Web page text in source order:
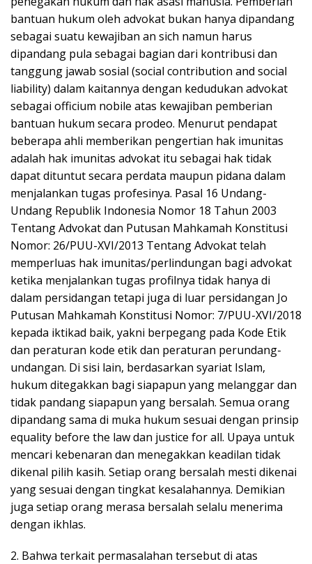
bantuan hukum oleh advokat bukan hanya dipandang
sebagai suatu kewajiban an sich namun harus
dipandang pula sebagai bagian dari kontribusi dan
tanggung jawab sosial (social contribution and social
liability) dalam kaitannya dengan kedudukan advokat
sebagai officium nobile atas kewajiban pemberian
bantuan hukum secara prodeo. Menurut pendapat
beberapa ahli memberikan pengertian hak imunitas
adalah hak imunitas advokat itu sebagai hak tidak
dapat dituntut secara perdata maupun pidana dalam
menjalankan tugas profesinya. Pasal 16 Undang-
Undang Republik Indonesia Nomor 18 Tahun 2003
Tentang Advokat dan Putusan Mahkamah Konstitusi
Nomor: 26/PUU-XVI/2013 Tentang Advokat telah
memperluas hak imunitas/perlindungan bagi advokat
ketika menjalankan tugas profilnya tidak hanya di
dalam persidangan tetapi juga di luar persidangan Jo
Putusan Mahkamah Konstitusi Nomor: 7/PUU-XVI/2018
kepada iktikad baik, yakni berpegang pada Kode Etik
dan peraturan kode etik dan peraturan perundang-
undangan. Di sisi lain, berdasarkan syariat Islam,
hukum ditegakkan bagi siapapun yang melanggar dan
tidak pandang siapapun yang bersalah. Semua orang
dipandang sama di muka hukum sesuai dengan prinsip
equality before the law dan justice for all. Upaya untuk
mencari kebenaran dan menegakkan keadilan tidak
dikenal pilih kasih. Setiap orang bersalah mesti dikenai
yang sesuai dengan tingkat kesalahannya. Demikian
juga setiap orang merasa bersalah selalu menerima
dengan ikhlas.
2. Bahwa terkait permasalahan tersebut di atas